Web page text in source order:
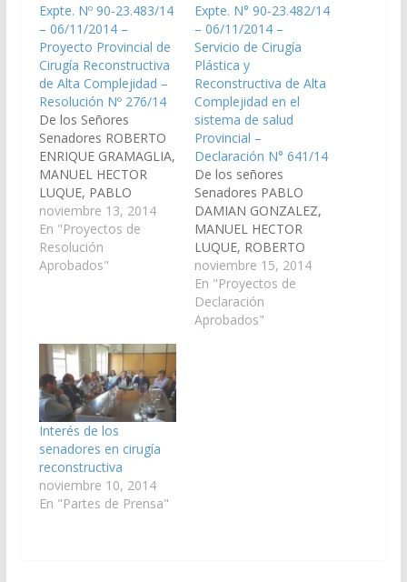
Expte. Nº 90-23.483/14
– 06/11/2014 –
Proyecto Provincial de
Cirugía Reconstructiva
de Alta Complejidad –
Resolución Nº 276/14
De los Señores
Senadores ROBERTO
ENRIQUE GRAMAGLIA,
MANUEL HECTOR
LUQUE, PABLO
DAMIAN GONZALEZ,
MARIA ANTONIA
PASTRANA,
SANTIAGO JOSE PAYO,
de Alta Complejidad,
del Dr. Paul Coronel
Gómez, medico
salteño de cirugía
plástica, estética y
reconstructiva,
especializado en
microcirugía…
noviembre 13, 2014
En "Proyectos de
Resolución
Aprobados"
Expte. N° 90-23.482/14
– 06/11/2014 –
Servicio de Cirugía
Plástica y
Reconstructiva de Alta
Complejidad en el
sistema de salud
Provincial –
Declaración N° 641/14
De los señores
Senadores PABLO
DAMIAN GONZALEZ,
MANUEL HECTOR
LUQUE, ROBERTO
ENRIQUE GRAMAGLIA,
MARIA ANTONIA
PASTRANA,
SANTIAGO JOSE PAYO,
noviembre 15, 2014
En "Proyectos de
Declaración
Aprobados"
Interés de los
senadores en cirugía
reconstructiva
noviembre 10, 2014
En "Partes de Prensa"